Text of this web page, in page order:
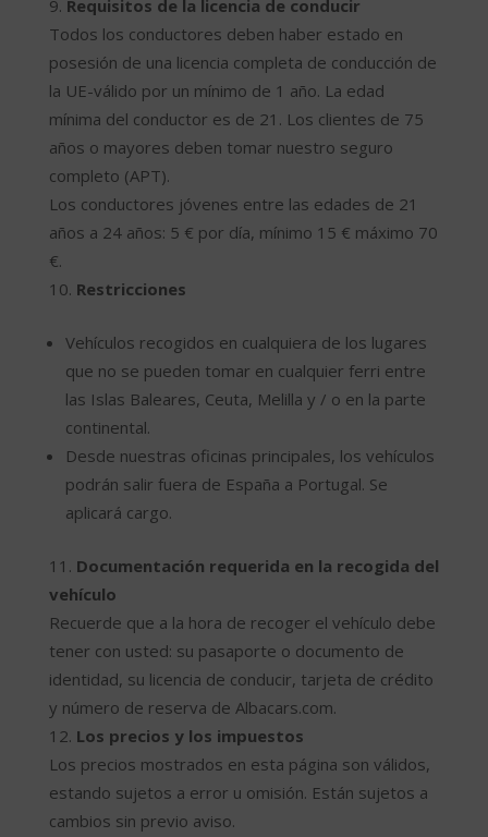
Requisitos de la licencia de conducir
Todos los conductores deben haber estado en
posesión de una licencia completa de conducción de
la UE-válido por un mínimo de 1 año. La edad
mínima del conductor es de 21. Los clientes de 75
años o mayores deben tomar nuestro seguro
completo (APT).
Los conductores jóvenes entre las edades de 21
años a 24 años: 5 € por día, mínimo 15 € máximo 70
€.
Restricciones
Vehículos recogidos en cualquiera de los lugares
que no se pueden tomar en cualquier ferri entre
las Islas Baleares, Ceuta, Melilla y / o en la parte
continental.
Desde nuestras oficinas principales, los vehículos
podrán salir fuera de España a Portugal. Se
aplicará cargo.
Documentación requerida en la recogida del
vehículo
Recuerde que a la hora de recoger el vehículo debe
tener con usted: su pasaporte o documento de
identidad, su licencia de conducir, tarjeta de crédito
y número de reserva de Albacars.com.
Los precios y los impuestos
Los precios mostrados en esta página son válidos,
estando sujetos a error u omisión. Están sujetos a
cambios sin previo aviso.